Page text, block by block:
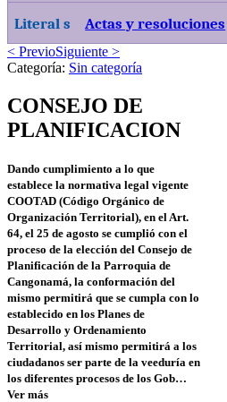
Literal sActas y resoluciones
< PrevioSiguiente >
Categoría: Sin categoría
CONSEJO DE
PLANIFICACION
Dando cumplimiento a lo que
establece la normativa legal vigente
COOTAD (Código Orgánico de
Organización Territorial), en el Art.
64, el 25 de agosto se cumplió con el
proceso de la elección del Consejo de
Planificación de la Parroquia de
Cangonamá, la conformación del
mismo permitirá que se cumpla con lo
establecido en los Planes de
Desarrollo y Ordenamiento
Territorial, así mismo permitirá a los
ciudadanos ser parte de la veeduría en
los diferentes procesos de los Gob…
Ver más